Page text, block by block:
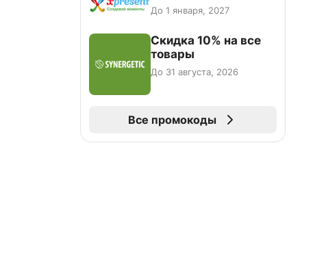
До 1 января, 2027
Скидка 10% на все
товары
До 31 августа, 2026
Все промокоды